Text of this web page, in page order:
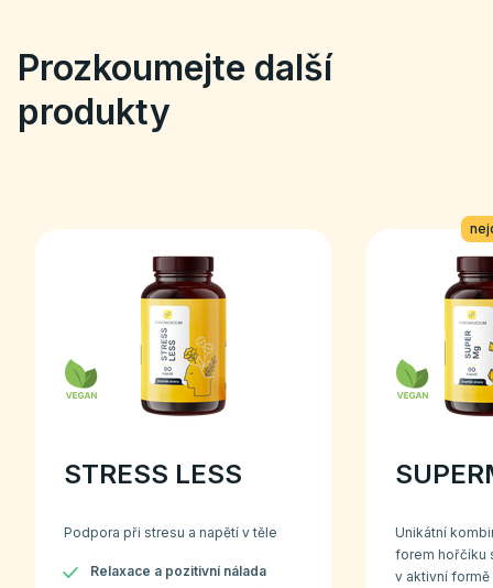
Prozkoumejte další
produkty
STRESS LESS
Podpora při stresu a napětí v těle
Relaxace a pozitivní nálada
Unikátní
forem hořčíku
v aktivní formě